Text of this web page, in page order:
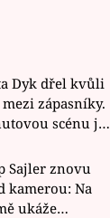
Dyk dřel kvůli
zápasníky.
scénu jel
Sajler znovu
kamerou: Na
ukáže